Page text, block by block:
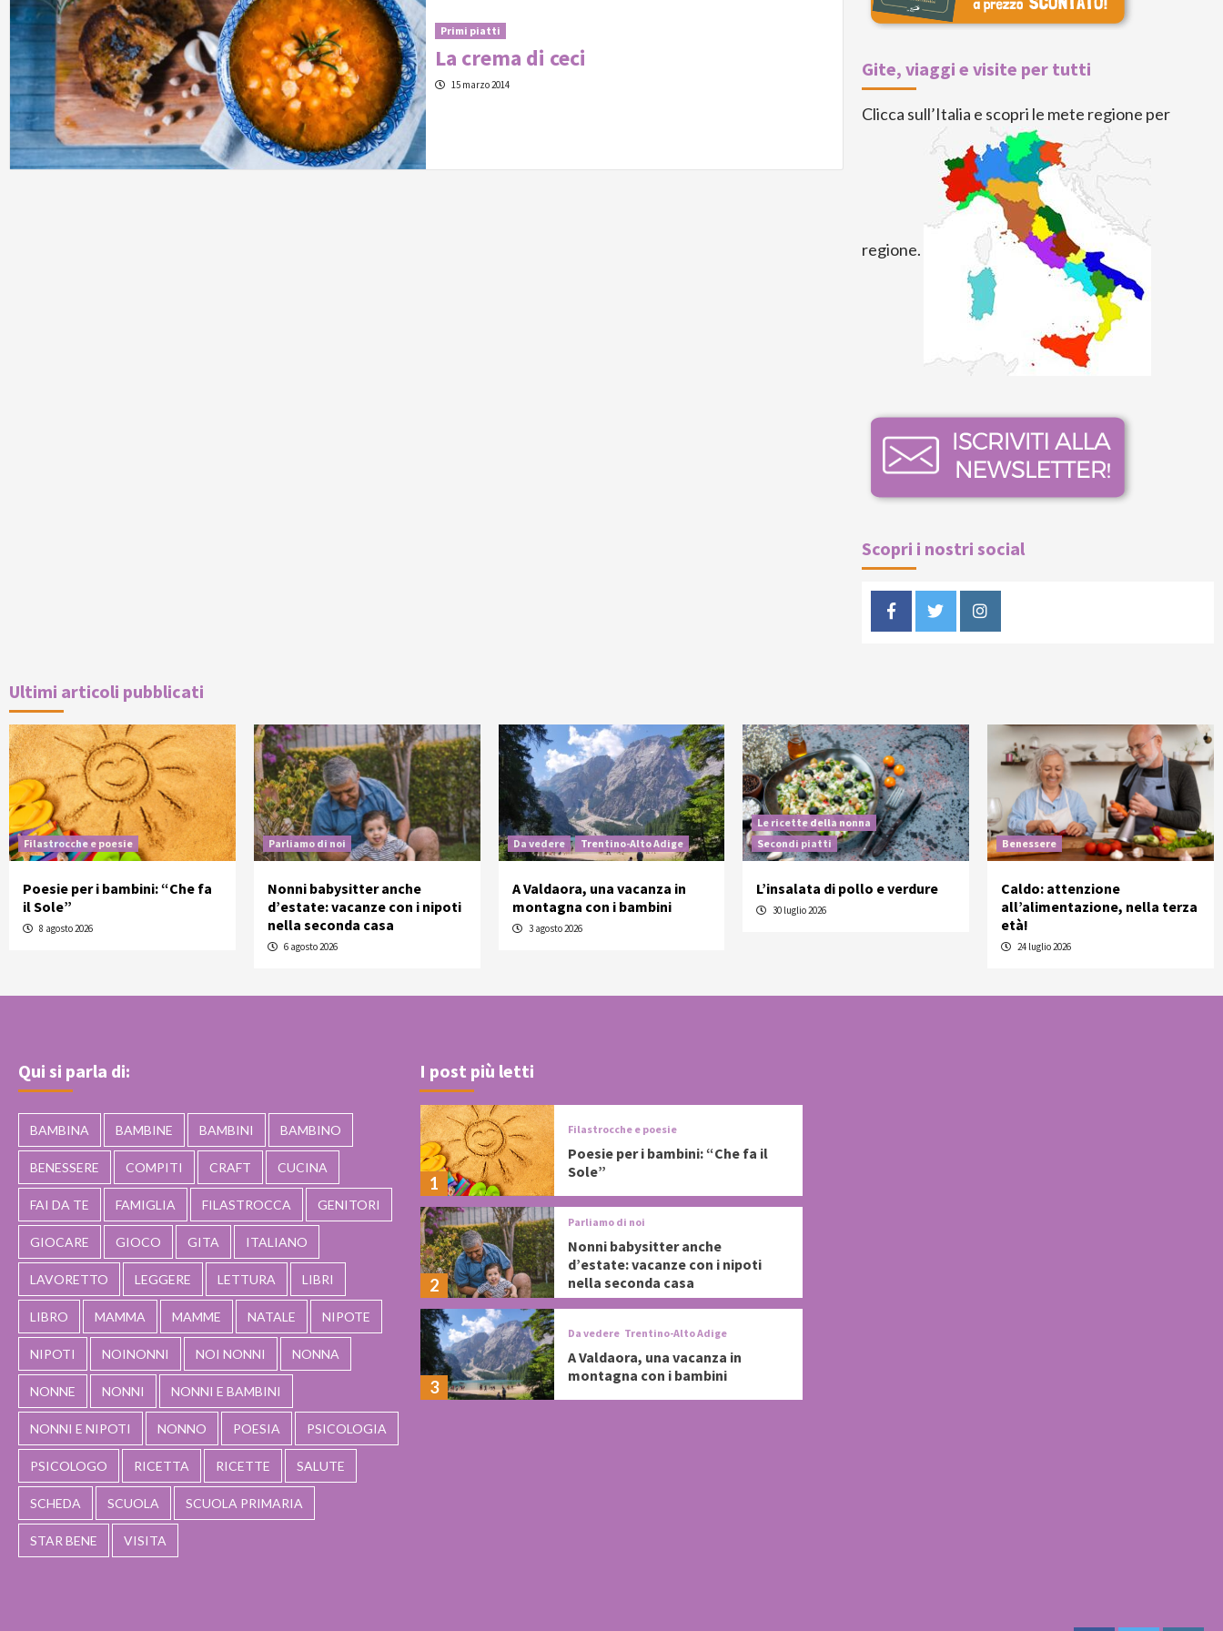
Primi piatti
La crema di ceci
15 marzo 2014
Gite, viaggi e visite per tutti
Clicca sull’Italia e scopri le mete regione per
regione.
Scopri i nostri social
FacebookTwitterInstagram
Ultimi articoli pubblicati
Filastrocche e poesie
Poesie per i bambini: “Che fa
il Sole”
8 agosto 2026
Parliamo di noi
Nonni babysitter anche
d’estate: vacanze con i nipoti
nella seconda casa
6 agosto 2026
Da vedere Trentino-Alto Adige
A Valdaora, una vacanza in
montagna con i bambini
3 agosto 2026
Le ricette della nonna
Secondi piatti
L’insalata di pollo e verdure
30 luglio 2026
Benessere
Caldo: attenzione
all’alimentazione, nella terza
età!
24 luglio 2026
Qui si parla di:
BAMBINA BAMBINE BAMBINI BAMBINO
BENESSERE COMPITI CRAFT CUCINA
FAI DA TE FAMIGLIA FILASTROCCA GENITORI
GIOCARE GIOCO GITA ITALIANO
LAVORETTO LEGGERE LETTURA LIBRI
LIBRO MAMMA MAMME NATALE NIPOTE
NIPOTI NOINONNI NOI NONNI NONNA
NONNE NONNI NONNI E BAMBINI
NONNI E NIPOTI NONNO POESIA PSICOLOGIA
PSICOLOGO RICETTA RICETTE SALUTE
SCHEDA SCUOLA SCUOLA PRIMARIA
STAR BENE VISITA
I post più letti
1
Filastrocche e poesie
Poesie per i bambini: “Che fa il
Sole”
2
Parliamo di noi
Nonni babysitter anche
d’estate: vacanze con i nipoti
nella seconda casa
3
Da vedere Trentino-Alto Adige
A Valdaora, una vacanza in
montagna con i bambini